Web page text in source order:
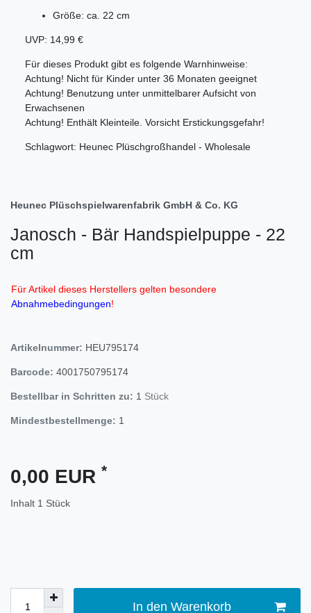
Größe: ca. 22 cm
UVP: 14,99 €
Für dieses Produkt gibt es folgende Warnhinweise:
Achtung! Nicht für Kinder unter 36 Monaten geeignet
Achtung! Benutzung unter unmittelbarer Aufsicht von
Erwachsenen
Achtung! Enthält Kleinteile. Vorsicht Erstickungsgefahr!
Schlagwort: Heunec Plüschgroßhandel - Wholesale
Heunec Plüschspielwarenfabrik GmbH & Co. KG
Janosch - Bär Handspielpuppe - 22
cm
Für Artikel dieses Herstellers gelten besondere
Abnahmebedingungen!
Artikelnummer: HEU795174
Barcode: 4001750795174
Bestellbar in Schritten zu: 1 Stück
Mindestbestellmenge: 1
0,00 EUR *
Inhalt 1 Stück
In den Warenkorb